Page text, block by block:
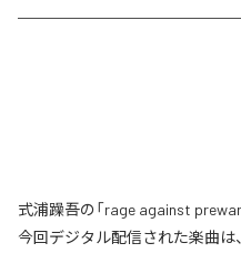
式浦躁吾の「rage against
今回デジタル配信された楽曲は